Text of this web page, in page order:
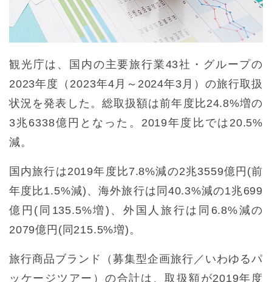
観光庁は、国内の主要旅行業43社・グループの
2023年度（2023年4月～2024年3月）の旅行取扱
状況を発表した。総取扱額は前年度比24.8%増の
3兆6338億円となった。2019年度比では20.5%
減。
国内旅行は2019年度比7.8%減の2兆3559億円(前
年度比1.5%減)、海外旅行は同40.3%減の1兆699
億円(同135.5%増)、外国人旅行は同6.8%減の
2079億円(同215.5%増)。
旅行商品ブランド（募集型企画旅行／いわゆるパ
ッケージツアー）の合計は、取扱額が2019年度